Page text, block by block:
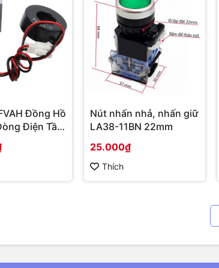
Đồng Hồ
Điện Tần
Nút nhấn nhả, nhấn giữ
LA38-11BN 22mm
25.000₫
Thích